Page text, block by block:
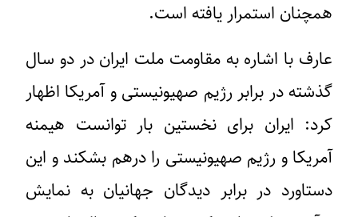
همچنان استمرار یافته است.
عارف با اشاره به مقاومت ملت ایران در دو سال
گذشته در برابر رژیم صهیونیستی و آمریکا اظهار
کرد: ایران برای نخستین بار توانست هیمنه
آمریکا و رژیم صهیونیستی را درهم بشکند و این
دستاورد در برابر دیدگان جهانیان به نمایش